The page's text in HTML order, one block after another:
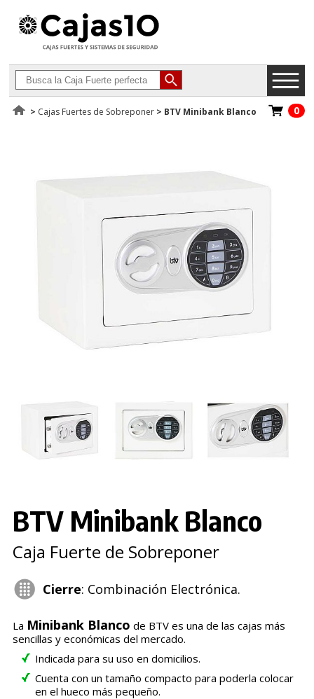
> Cajas Fuertes de Sobreponer > BTV Minibank Blanco 0
BTV Minibank Blanco
Caja Fuerte de Sobreponer
Cierre: Combinación Electrónica.
La Minibank Blanco de BTV es una de las cajas más
sencillas y económicas del mercado.
Indicada para su uso en domicilios.
Cuenta con un tamaño compacto para poderla colocar
en el hueco más pequeño.